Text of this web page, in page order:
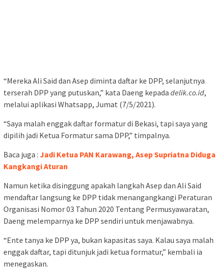
“Mereka Ali Said dan Asep diminta daftar ke DPP, selanjutnya
terserah DPP yang putuskan,” kata Daeng kepada delik.co.id,
melalui aplikasi Whatsapp, Jumat (7/5/2021).
“Saya malah enggak daftar formatur di Bekasi, tapi saya yang
dipilih jadi Ketua Formatur sama DPP,” timpalnya.
Baca juga : Jadi Ketua PAN Karawang, Asep Supriatna Diduga
Kangkangi Aturan
Namun ketika disinggung apakah langkah Asep dan Ali Said
mendaftar langsung ke DPP tidak menangangkangi Peraturan
Organisasi Nomor 03 Tahun 2020 Tentang Permusyawaratan,
Daeng melemparnya ke DPP sendiri untuk menjawabnya.
“Ente tanya ke DPP ya, bukan kapasitas saya. Kalau saya malah
enggak daftar, tapi ditunjuk jadi ketua formatur,” kembali ia
menegaskan.